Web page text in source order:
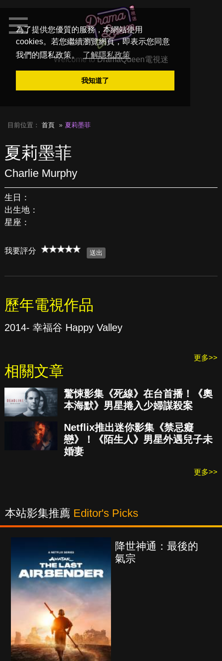
為了提供您優質的服務，本網站使用
cookies。若您繼續瀏覽網頁，即表示您同意
我們的隱私政策。
了解隱私政策
我知道了
Welcome toDramaQueen電視迷
目前位置： 首頁 夏莉墨菲
夏莉墨菲
Charlie Murphy
生日：
出生地：
星座：
我要評分
歷年電視作品
2014- 幸福谷 Happy Valley
更多>>
相關文章
驚悚影集《死線》在台首播！《奧
本海默》男星捲入少婦謀殺案
Netflix推出迷你影集《禁忌癡
戀》！《陌生人》男星外遇兒子未
婚妻
更多>>
本站影集推薦 Editor's Picks
氣宗